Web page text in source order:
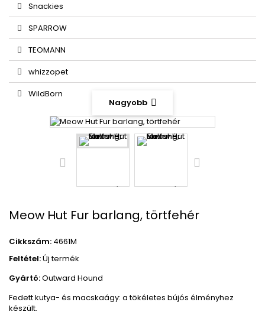
Snackies
SPARROW
TEOMANN
whizzopet
WildBorn
Nagyobb
Meow Hut Fur barlang, törtfehér
Cikkszám: 4661M
Feltétel:Új termék
Gyártó:Outward Hound
Fedett kutya- és macskaágy: a tökéletes bújós élményhez
készült.